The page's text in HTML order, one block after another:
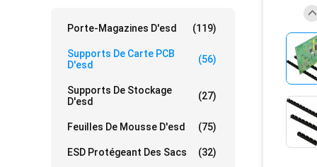
Porte-Magazines D'esd (119)
Supports De Carte PCB
D'esd
(56)
Supports De Stockage
D'esd
(27)
Feuilles De Mousse D'esd (75)
ESD Protégeant Des Sacs (32)